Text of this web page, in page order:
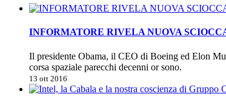
INFORMATORE RIVELA NUOVA
Il presidente Obama, il CEO di Boeing ed Elon
corsa spaziale parecchi decenni or sono.
13 ott 2016